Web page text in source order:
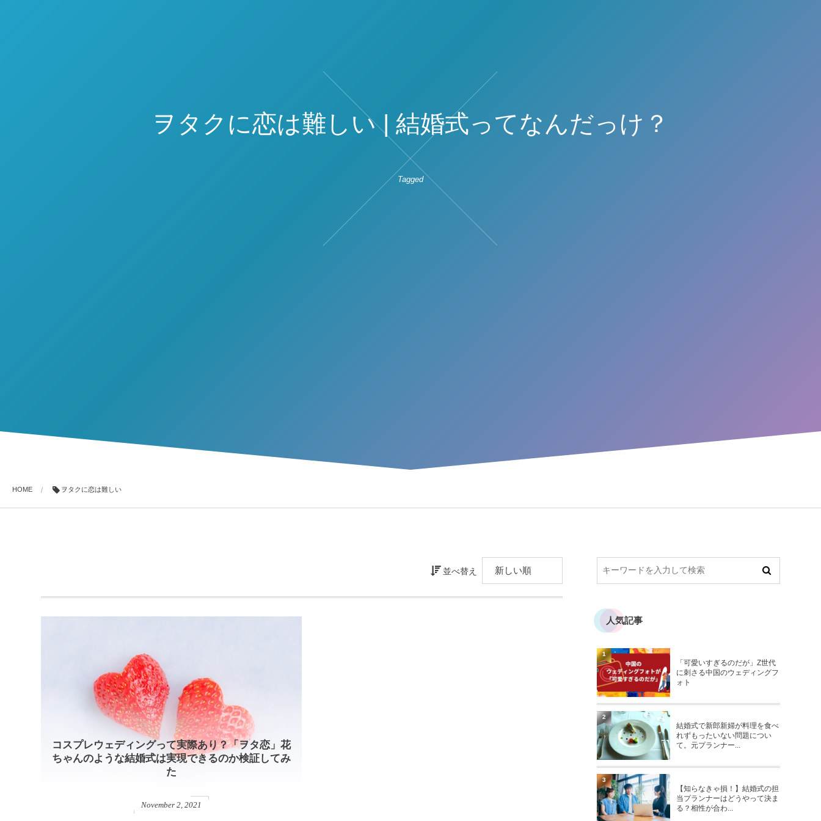
ヲタクに恋は難しい | 結婚式ってなんだっけ？
Tagged
HOME ヲタクに恋は難しい
並べ替え
コスプレウェディングって実際あり？「ヲタ恋」花
ちゃんのような結婚式は実現できるのか検証してみ
た
November 2 ,2021
人気記事
「可愛いすぎるのだが」Z世代
に刺さる中国のウェディングフ
ォト
1
結婚式で新郎新婦が料理を食べ
れずもったいない問題につい
て。元プランナー...
2
【知らなきゃ損！】結婚式の担
当プランナーはどうやって決ま
る？相性が合わ...
3